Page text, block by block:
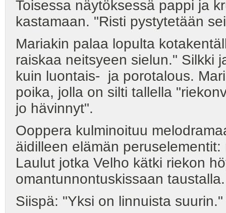
Toisessa näytöksessä pappi ja
kastamaan. "Risti pystytetään
Mariakin palaa lopulta
raiskaa neitsyeen sielun." Silkki
kuin luontais- ja porotalous.
poika, jolla on silti tallella
jo hävinnyt".
Ooppera kulminoituu
äidilleen elämän
Laulut jotka Velho kätki riekon
omantunnontuskissaan taustalla.
Siispä: "Yksi on linnuista suurin."